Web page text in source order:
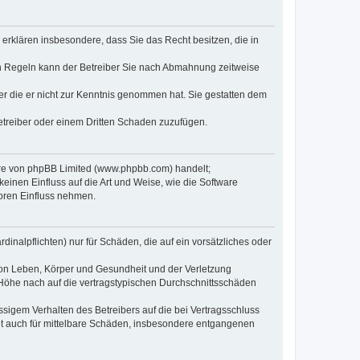
insbesondere, dass Sie das Recht besitzen, die in
kann der Betreiber Sie nach Abmahnung zeitweise
die er nicht zur Kenntnis genommen hat. Sie gestatten dem
oder einem Dritten Schaden zuzufügen.
von phpBB Limited (www.phpbb.com) handelt;
Einfluss auf die Art und Weise, wie die Software
Einfluss nehmen.
nur für Schäden, die auf ein vorsätzliches oder
Leben, Körper und Gesundheit und der Verletzung
nach auf die vertragstypischen Durchschnittsschäden
Verhalten des Betreibers auf die bei Vertragsschluss
für mittelbare Schäden, insbesondere entgangenen